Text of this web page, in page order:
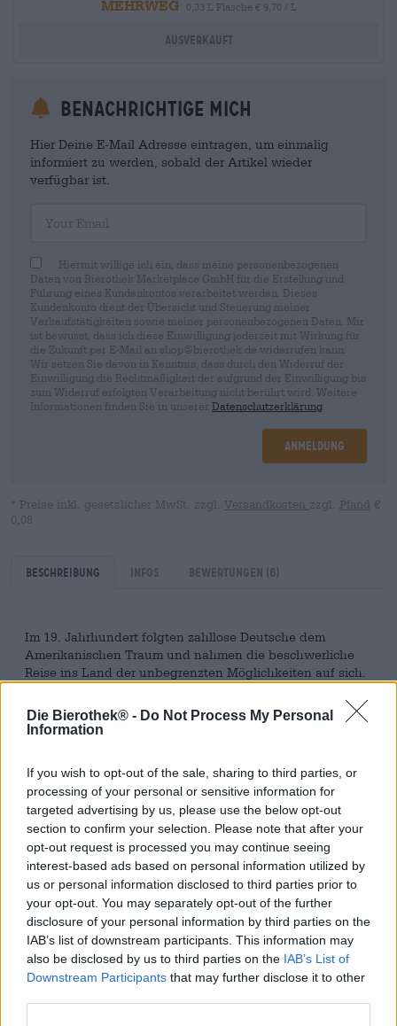
Die Bierothek® - Do Not Process My Personal
Information
If you wish to opt-out of the sale, sharing to third parties, or
processing of your personal or sensitive information for
targeted advertising by us, please use the below opt-out
section to confirm your selection. Please note that after your
opt-out request is processed you may continue seeing
interest-based ads based on personal information utilized by
us or personal information disclosed to third parties prior to
your opt-out. You may separately opt-out of the further
disclosure of your personal information by third parties on the
IAB’s list of downstream participants. This information may
also be disclosed by us to third parties on the IAB’s List of
Downstream Participants that may further disclose it to other
MEHRWEG
0,33 L Flasche € 9,70 / L
Ausverkauft
Benachrichtige mich
Hier Deine E-Mail Adresse eintragen, um einmalig
informiert zu werden, sobald der Artikel wieder
verfügbar ist.
Hiermit willige ich ein, dass meine personenbezogenen
Daten von Bierothek Marketplace GmbH für die Erstellung und
Führung eines Kundenkontos verarbeitet werden. Dieses
Kundenkonto dient der Übersicht und Steuerung meiner
Verkaufstätigkeiten sowie meiner personenbezogenen Daten. Mir
ist bewusst, dass ich diese Einwilligung jederzeit mit Wirkung für
die Zukunft per E-Mail an shop@bierothek.de widerrufen kann.
Wir setzen Sie davon in Kenntnis, dass durch den Widerruf der
Einwilligung die Rechtmäßigkeit der aufgrund der Einwilligung bis
zum Widerruf erfolgten Verarbeitung nicht berührt wird. Weitere
Informationen finden Sie in unserer Datenschutzerklärung
Anmeldung
* Preise inkl. gesetzlicher MwSt. zzgl. Versandkosten zzgl. Pfand €
0,08
Beschreibung Infos Bewertungen (6)
Im 19. Jahrhundert folgten zahllose Deutsche dem
Amerikanischen Traum und nahmen die beschwerliche
Reise ins Land der unbegrenzten Möglichkeiten auf sich.
Besitzers des Brauhauses Faust. Um ihm die lange
Überfahrt ein bisschen angenehmer zu gestalten, braute
Extraportion Hopfen lange halten sollte. Als Hommage an
den Abenteurer und seinen treuen Vater hat das
Brauhaus Faust das Auswandererbier 1849 kreiert. Um
das Bier möglichst authentisch zu brauen, haben sich die
Brauer für ihre Rezeptur die Aufzeichnungen Georgs
vorgenommen. Nach altem Rezept und mit deutschem
und amerikanischen Hopfen wird dieses Bier heute in
Miltenberg gebraut.
Das Auswandererbier fließt in einem tiefbraunen
Mahagoniton ins Glas und bezaubert mit rubinroten
Lichtreflexen, wenn die Sonne auf das Bier trifft. Lang
anhaltender, feiner Schaum bekrönt das Bier und
verströmt verführerische Düfte von tropischen Früchten